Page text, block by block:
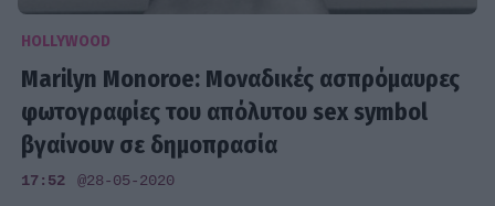
HOLLYWOOD
Marilyn Monoroe: Μοναδικές ασπρόμαυρες
φωτογραφίες του απόλυτου sex symbol
βγαίνουν σε δημοπρασία
17:52 @28-05-2020